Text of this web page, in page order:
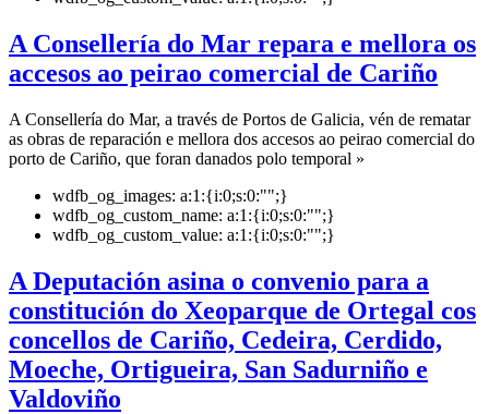
A Consellería do Mar repara e mellora os
accesos ao peirao comercial de Cariño
A Consellería do Mar, a través de Portos de Galicia, vén de rematar
as obras de reparación e mellora dos accesos ao peirao comercial do
porto de Cariño, que foran danados polo temporal »
wdfb_og_images: a:1:{i:0;s:0:"";}
wdfb_og_custom_name: a:1:{i:0;s:0:"";}
wdfb_og_custom_value: a:1:{i:0;s:0:"";}
A Deputación asina o convenio para a
constitución do Xeoparque de Ortegal cos
concellos de Cariño, Cedeira, Cerdido,
Moeche, Ortigueira, San Sadurniño e
Valdoviño